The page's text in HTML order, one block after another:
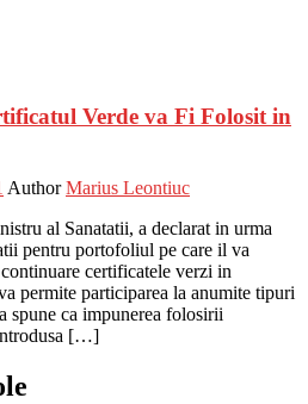
Verde va Fi Folosit in
Author Marius Leontiuc
al Sanatatii, a declarat in urma
pentru portofoliul pe care il va
certificatele verzi in
permite participarea la anumite tipuri
spune ca impunerea folosirii
[…]